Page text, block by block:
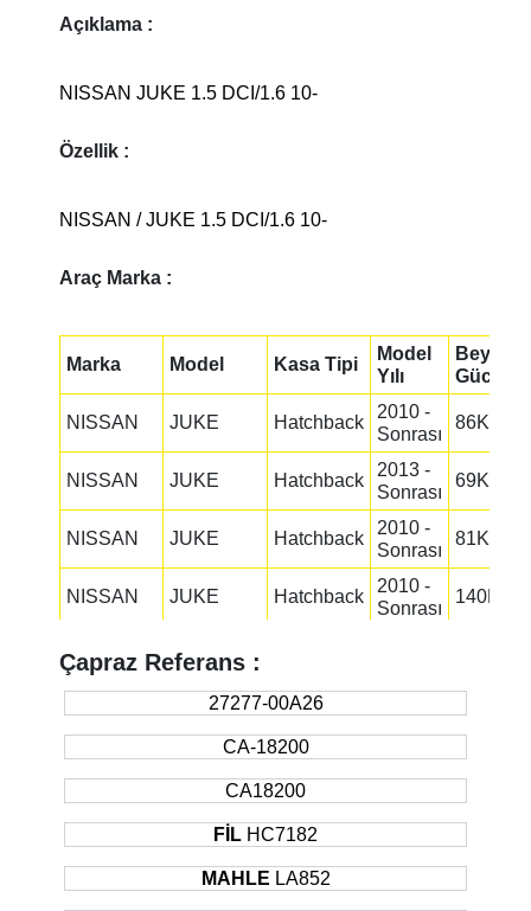
Açıklama :
NISSAN JUKE 1.5 DCI/1.6 10-
Özellik :
NISSAN / JUKE 1.5 DCI/1.6 10-
Araç Marka :
Marka Model Kasa Tipi
Model
Yılı
Beygir
Gücü
NISSAN JUKE Hatchback
2010 -
Sonrası
86KW
NISSAN JUKE Hatchback
2013 -
Sonrası
69KW
NISSAN JUKE Hatchback
2010 -
Sonrası
81KW
NISSAN JUKE Hatchback
2010 -
Sonrası
140KW
NISSAN JUKE
NISSAN JUKE Hatchback 140KW
2012 -
Sonrası
RENAULT FLUENCE Sedan
2005 -
78KW
RENAULT FLUENCE Sedan 81KW
Çapraz Referans :
27277-00A26
CA-18200
CA18200
FİL HC7182
MAHLE LA852